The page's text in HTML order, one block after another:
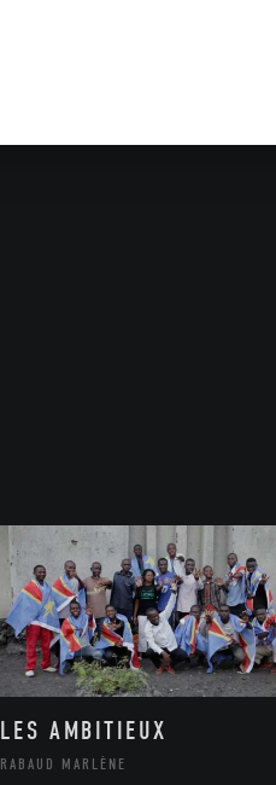
LES AMBITIEUX
RABAUD MARLÈNE